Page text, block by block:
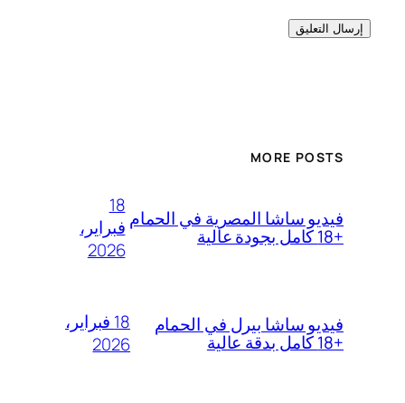
MORE POSTS
فيديو ساشا المصرية في الحمام
+18 كامل بجودة عالية
18
فبراير،
2026
فيديو ساشا بيرل في الحمام
+18 كامل بدقة عالية
18 فبراير،
2026